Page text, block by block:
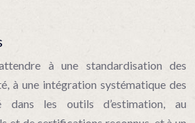
à une standardisation des
à une intégration systématique des
les outils d’estimation, au